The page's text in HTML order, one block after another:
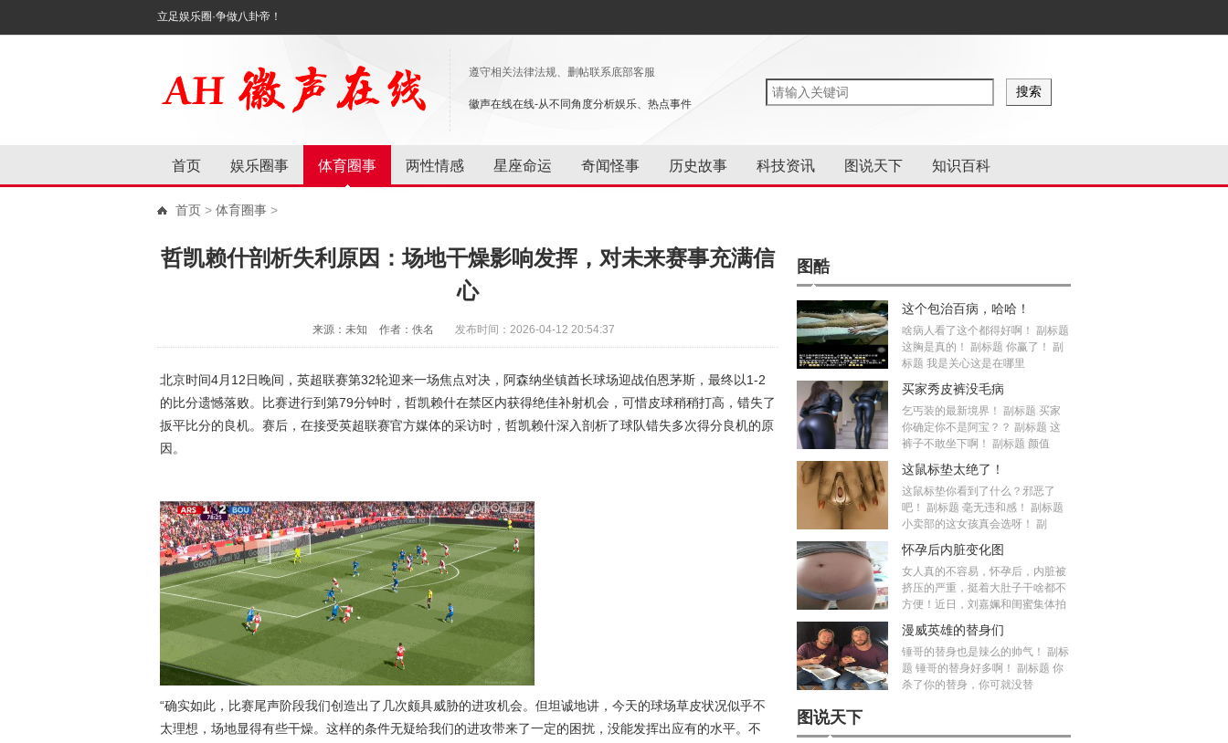
立足娱乐圈·争做八卦帝！
遵守相关法律法规、删帖联系底部客服
徽声在线在线-从不同角度分析娱乐、热点事件
首页 娱乐圈事 体育圈事 两性情感 星座命运 奇闻怪事 历史故事 科技资讯 图说天下 知识百科
首页 > 体育圈事 >
哲凯赖什剖析失利原因：场地干燥影响发挥，对未来赛事充满信
心
来源：未知 作者：佚名 发布时间：2026-04-12 20:54:37
北京时间4月12日晚间，英超联赛第32轮迎来一场焦点对决，阿森纳坐镇酋长球场迎战伯恩茅斯，最终以1-2
的比分遗憾落败。比赛进行到第79分钟时，哲凯赖什在禁区内获得绝佳补射机会，可惜皮球稍稍打高，错失了
扳平比分的良机。赛后，在接受英超联赛官方媒体的采访时，哲凯赖什深入剖析了球队错失多次得分良机的原
因。
“确实如此，比赛尾声阶段我们创造出了几次颇具威胁的进攻机会。但坦诚地讲，今天的球场草皮状况似乎不
太理想，场地显得有些干燥。这样的条件无疑给我们的进攻带来了一定的困扰，没能发挥出应有的水平。不
图酷
这个包治百病，哈哈！
啥病人看了这个都得好啊！ 副标题
这胸是真的！ 副标题 你赢了！ 副
标题 我是关心这是在哪里
买家秀皮裤没毛病
乞丐装的最新境界！ 副标题 买家
你确定你不是阿宝？？ 副标题 这
裤子不敢坐下啊！ 副标题 颜值
这鼠标垫太绝了！
这鼠标垫你看到了什么？邪恶了
吧！ 副标题 毫无违和感！ 副标题
小卖部的这女孩真会选呀！ 副
怀孕后内脏变化图
女人真的不容易，怀孕后，内脏被
挤压的严重，挺着大肚子干啥都不
方便！近日，刘嘉姵和闺蜜集体拍
漫威英雄的替身们
锤哥的替身也是辣么的帅气！ 副标
题 锤哥的替身好多啊！ 副标题 你
杀了你的替身，你可就没替
图说天下